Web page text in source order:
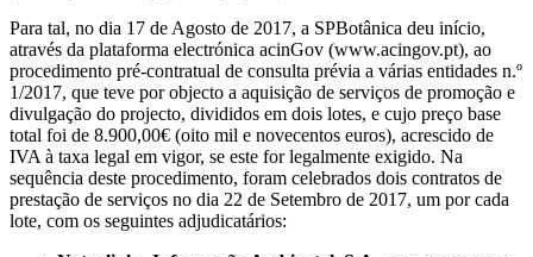
Para tal, no dia 17 de Agosto de 2017, a SPBotânica deu início,
através da plataforma electrónica acinGov (www.acingov.pt), ao
procedimento pré-contratual de consulta prévia a várias entidades n.º
1/2017, que teve por objecto a aquisição de serviços de promoção e
divulgação do projecto, divididos em dois lotes, e cujo preço base
total foi de 8.900,00€ (oito mil e novecentos euros), acrescido de
IVA à taxa legal em vigor, se este for legalmente exigido. Na
sequência deste procedimento, foram celebrados dois contratos de
prestação de serviços no dia 22 de Setembro de 2017, um por cada
lote, com os seguintes adjudicatários: